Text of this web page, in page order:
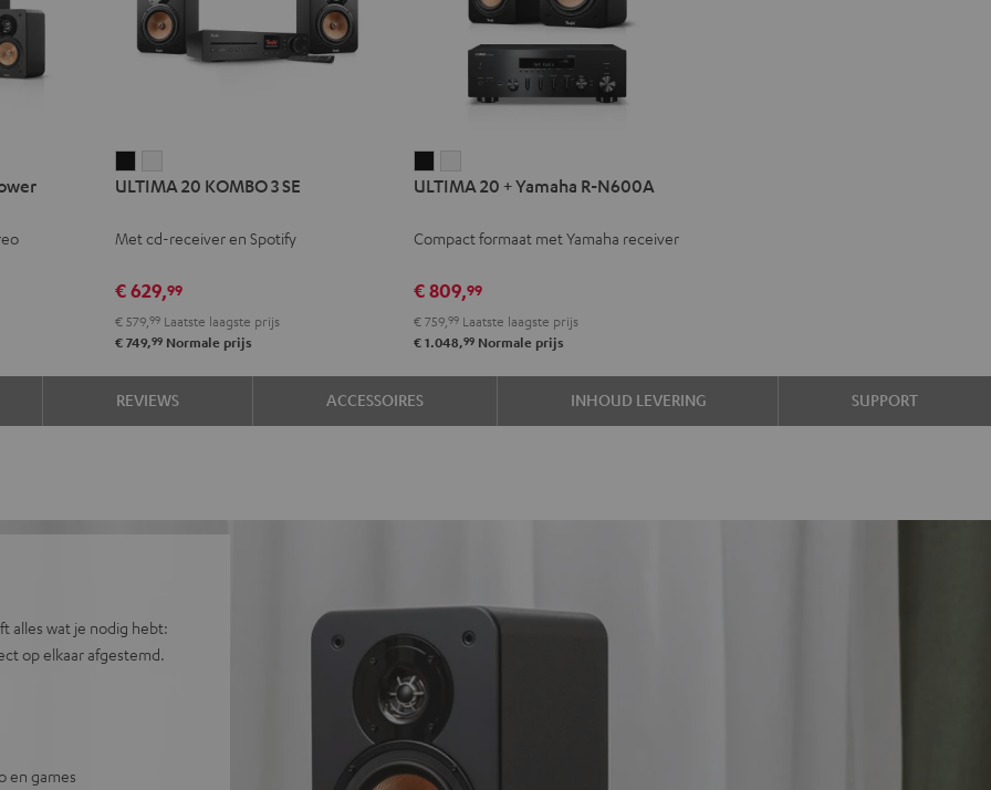
20
3
Zwart
20
3
Wit
ULTIMA 20 KOMBO 3 SE
Met cd-receiver en Spotify
€ 629,99
€ 579, 99Laatste laagste prijs
€ 749,99Normale prijs
20
Yamaha
N600A
Zwart
20
Yamaha
N600A
Wit
ULTIMA 20 + Yamaha R-N600A
Compact formaat met Yamaha receiver
€ 809,99
€ 759,99 Laatste laagste prijs
€ 1.048,99 Normale prijs
REVIEWS ACCESSOIRES INHOUD LEVERING SUPPORT
alles wat je nodig hebt:
op elkaar afgestemd.
en games